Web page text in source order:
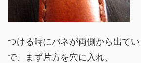
つける時にバネが両側から出て
で、まず片方を穴に入れ、